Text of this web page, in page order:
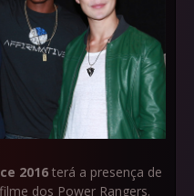
2016 terá a presença de
dos Power Rangers.